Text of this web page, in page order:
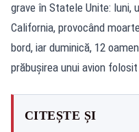
grave în Statele Unite: luni,
California, provocând
bord, iar duminică, 12
prăbușirea unui avion
CITEȘTE ȘI